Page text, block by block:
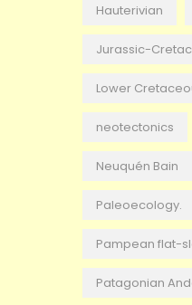
Hauterivian
Jurassic-
Lower
neotectonics
Neuquén Bain
Paleoecology.
Pampean flat-
Patagonian